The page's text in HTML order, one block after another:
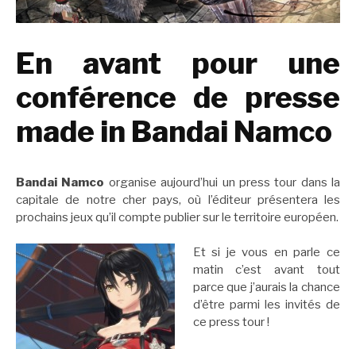
En avant pour une
conférence de presse
made in Bandai Namco
Bandai Namco organise aujourd’hui un press tour dans la
capitale de notre cher pays, où l’éditeur présentera les
prochains jeux qu’il compte publier sur le territoire européen.
Et si je vous en parle ce
matin c’est avant tout
parce que j’aurais la chance
d’être parmi les invités de
ce press tour !